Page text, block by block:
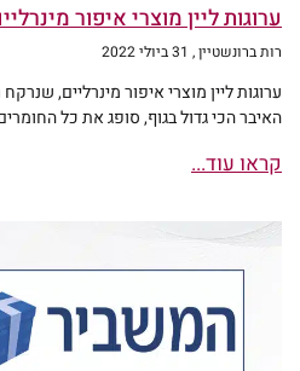
ערוגות ליין מוצרי איפור
רות ברונשטיין 31 ביולי 2022
ערוגות ליין מוצרי איפור מינרליים,
האיבר הכי גדול בגוף, סופג את כל
קראו עוד...